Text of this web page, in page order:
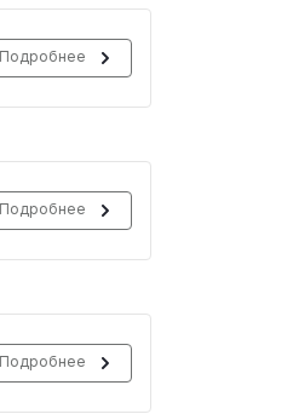
Подробнее
Подробнее
Подробнее